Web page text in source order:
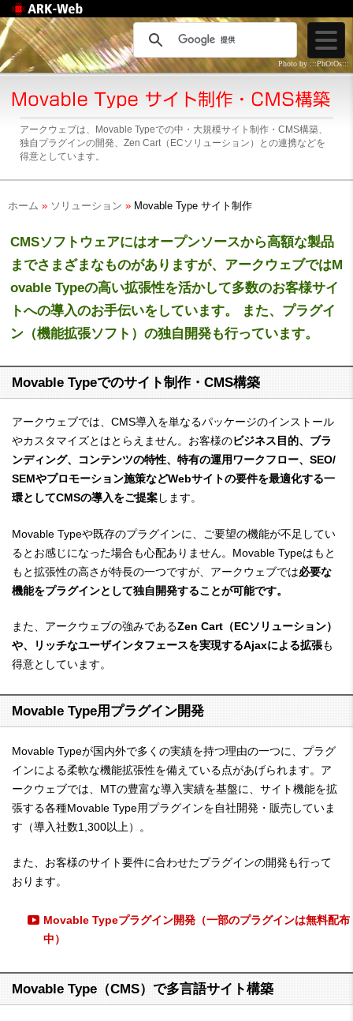
Web制作のアークウェ
ブ
アークウェブは、Movable Typeでの中・大規模サイト制作・CMS構築、
独自プラグインの開発、Zen Cart（ECソリューション）との連携などを
得意としています。
ホーム » ソリューション » Movable Type サイト制作
CMSソフトウェアにはオープンソースから高額な製品
までさまざまなものがありますが、アークウェブではM
ovable Typeの高い拡張性を活かして多数のお客様サイ
トへの導入のお手伝いをしています。 また、プラグイ
ン（機能拡張ソフト）の独自開発も行っています。
Movable Typeでのサイト制作・CMS構築
アークウェブでは、CMS導入を単なるパッケージのインストール
やカスタマイズとはとらえません。お客様のビジネス目的、ブラ
ンディング、コンテンツの特性、特有の運用ワークフロー、SEO/
SEMやプロモーション施策などWebサイトの要件を最適化する一
環としてCMSの導入をご提案します。
Movable Typeや既存のプラグインに、ご要望の機能が不足してい
るとお感じになった場合も心配ありません。Movable Typeはもと
もと拡張性の高さが特長の一つですが、アークウェブでは必要な
機能をプラグインとして独自開発することが可能です。
また、アークウェブの強みであるZen Cart（ECソリューション）
や、リッチなユーザインタフェースを実現するAjaxによる拡張も
得意としています。
Movable Type用プラグイン開発
Movable Typeが国内外で多くの実績を持つ理由の一つに、プラグ
インによる柔軟な機能拡張性を備えている点があげられます。ア
ークウェブでは、MTの豊富な導入実績を基盤に、サイト機能を拡
張する各種Movable Type用プラグインを自社開発・販売していま
す（導入社数1,300以上）。
また、お客様のサイト要件に合わせたプラグインの開発も行って
おります。
Movable Typeプラグイン開発（一部のプラグインは無料配布
中）
Movable Type（CMS）で多言語サイト構築
Photo by :::PhOtOs:::